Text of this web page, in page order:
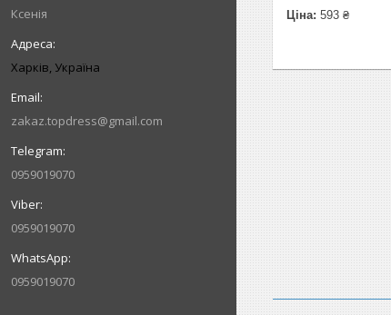
Ксенія
Харків, Україна
zakaz.topdress@gmail.com
0959019070
0959019070
0959019070
Ціна: 593 ₴